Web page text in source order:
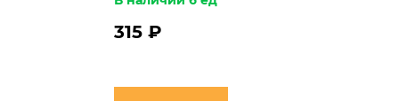
315 ₽